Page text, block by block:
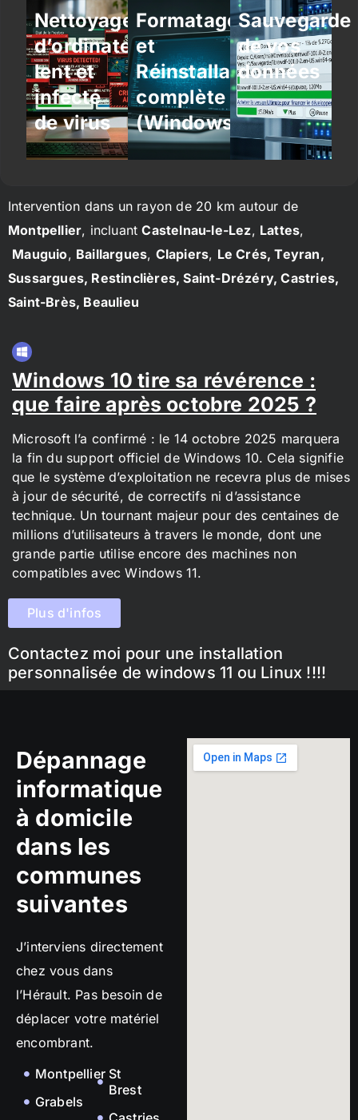
Nettoyage
d’ordinateur
lent et
infecté
de virus
Formatage
et
Réinstallation
complète
(Windows/Linux)
Sauvegarde
de vos
données
Intervention dans un rayon de 20 km autour de
Montpellier, incluantCastelnau-le-Lez, Lattes,
Mauguio, Baillargues, Clapiers, Le Crés, Teyran,
Sussargues, Restinclières, Saint-Drézéry, Castries,
Saint-Brès, Beaulieu
Windows 10 tire sa révérence :
que faire après octobre 2025 ?
Microsoft l’a confirmé : le 14 octobre 2025 marquera
la fin du support officiel de Windows 10. Cela signifie
que le système d’exploitation ne recevra plus de mises
à jour de sécurité, de correctifs ni d’assistance
technique. Un tournant majeur pour des centaines de
millions d’utilisateurs à travers le monde, dont une
grande partie utilise encore des machines non
compatibles avec Windows 11.
Plus d'infos
Contactez moi pour une installation
personnalisée de windows 11 ou Linux !!!!
Dépannage
informatique
à domicile
dans les
communes
suivantes
J’interviens directement
chez vous dans
l’Hérault. Pas besoin de
déplacer votre matériel
encombrant.
Montpellier
Grabels
St
Brest